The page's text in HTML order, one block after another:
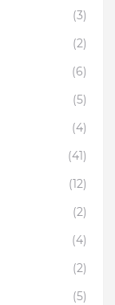
(3)
(2)
(6)
(5)
(4)
(41)
(12)
(2)
(4)
(2)
(5)